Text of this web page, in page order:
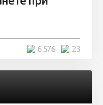
23
6 576